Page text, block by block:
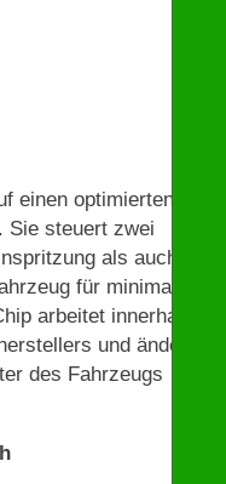
einen optimierten
Sie steuert zwei
als auch
für minimalen
arbeitet innerhalb
und ändert
des Fahrzeugs